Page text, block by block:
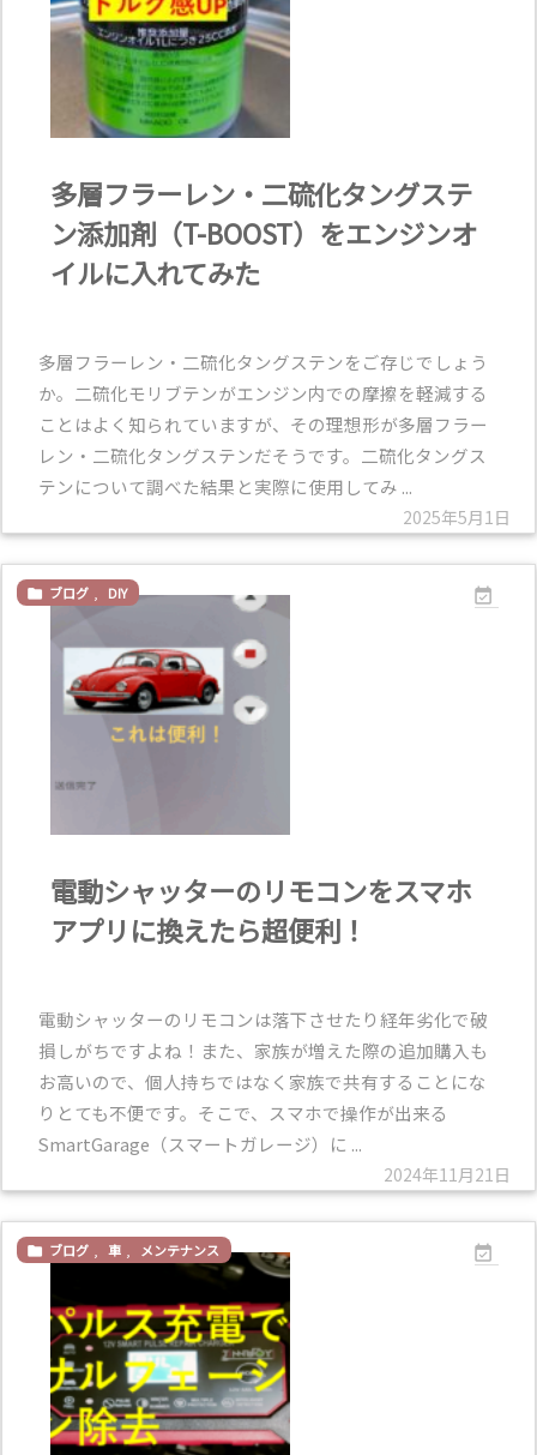
2025年5月1日
多層フラーレン・二硫化タングステ
ン添加剤（T-BOOST）をエンジンオ
イルに入れてみた
多層フラーレン・二硫化タングステンをご存じでしょう
か。二硫化モリブテンがエンジン内での摩擦を軽減する
ことはよく知られていますが、その理想形が多層フラー
レン・二硫化タングステンだそうです。二硫化タングス
テンについて調べた結果と実際に使用してみ ...

2024年11月21日
 ブログ DIY
電動シャッターのリモコンをスマホ
アプリに換えたら超便利！
電動シャッターのリモコンは落下させたり経年劣化で破
損しがちですよね！また、家族が増えた際の追加購入も
お高いので、個人持ちではなく家族で共有することにな
りとても不便です。そこで、スマホで操作が出来る
SmartGarage（スマートガレージ）に ...

 ブログ 車 メンテナンス